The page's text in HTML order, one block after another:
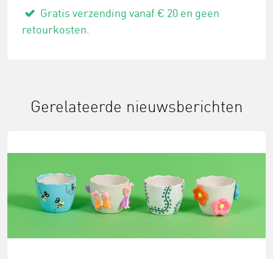
Gratis verzending vanaf € 20 en geen
retourkosten.
Gerelateerde nieuwsberichten